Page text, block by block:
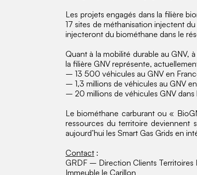
Les projets engagés dans la filière
17 sites de méthanisation injectent
injecteront du biométhane dans le
Quant à la mobilité durable au GNV,
la filière GNV représente,
– 13 500 véhicules au GNV en
– 1,3 millions de véhicules au GNV
– 20 millions de véhicules GNV dans
Le biométhane carburant ou «
ressources du territoire deviennent
aujourd’hui les Smart Gas Grids en
Contact :
GRDF – Direction Clients Territoires
Immeuble le Carillon